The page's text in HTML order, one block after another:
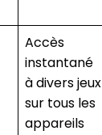
Accès
instantané
à divers jeux
sur tous les
appareils